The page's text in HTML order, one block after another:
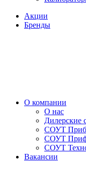
Акции
Бренды
О компании
О нас
Дилерские
СОУТ
СОУТ
СОУТ
Вакансии